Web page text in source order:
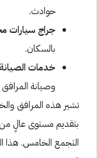
حوادث.
جراج سيارات
بالسكان.
خدمات
وصيانة
تشير هذه المرافق
بتقديم مستوى عالٍ من
التجمع الخامس. هذا